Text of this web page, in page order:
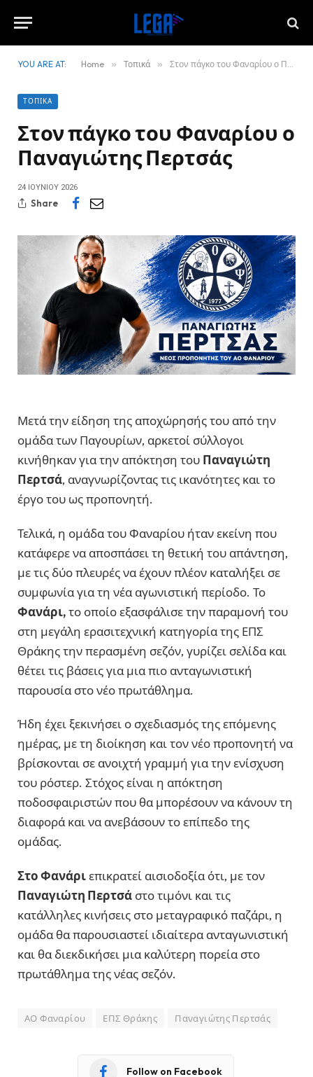
YOU ARE AT: Home » Τοπικά » Στον πάγκο του Φαναρίου ο Παναγιώτης Περτσάς
ΤΟΠΙΚΆ
Στον πάγκο του Φαναρίου ο
Παναγιώτης Περτσάς
24 ΙΟΥΝΊΟΥ 2026
Share
Μετά την είδηση της αποχώρησής του από την
ομάδα των Παγουρίων, αρκετοί σύλλογοι
κινήθηκαν για την απόκτηση του Παναγιώτη
Περτσά, αναγνωρίζοντας τις ικανότητες και το
έργο του ως προπονητή.
Τελικά, η ομάδα του Φαναρίου ήταν εκείνη που
κατάφερε να αποσπάσει τη θετική του απάντηση,
με τις δύο πλευρές να έχουν πλέον καταλήξει σε
συμφωνία για τη νέα αγωνιστική περίοδο. Το
Φανάρι,το οποίο εξασφάλισε την παραμονή του
στη μεγάλη ερασιτεχνική κατηγορία της ΕΠΣ
Θράκης την περασμένη σεζόν, γυρίζει σελίδα και
θέτει τις βάσεις για μια πιο ανταγωνιστική
παρουσία στο νέο πρωτάθλημα.
Ήδη έχει ξεκινήσει ο σχεδιασμός της επόμενης
ημέρας, με τη διοίκηση και τον νέο προπονητή να
βρίσκονται σε ανοιχτή γραμμή για την ενίσχυση
του ρόστερ. Στόχος είναι η απόκτηση
ποδοσφαιριστών που θα μπορέσουν να κάνουν τη
διαφορά και να ανεβάσουν το επίπεδο της
ομάδας.
Στο Φανάριεπικρατεί αισιοδοξία ότι, με τον
Παναγιώτη Περτσά στο τιμόνι και τις
κατάλληλες κινήσεις στο μεταγραφικό παζάρι, η
ομάδα θα παρουσιαστεί ιδιαίτερα ανταγωνιστική
και θα διεκδικήσει μια καλύτερη πορεία στο
πρωτάθλημα της νέας σεζόν.
ΑΟ Φαναρίου ΕΠΣ Θράκης Παναγιώτης Περτσάς
Follow on Facebook